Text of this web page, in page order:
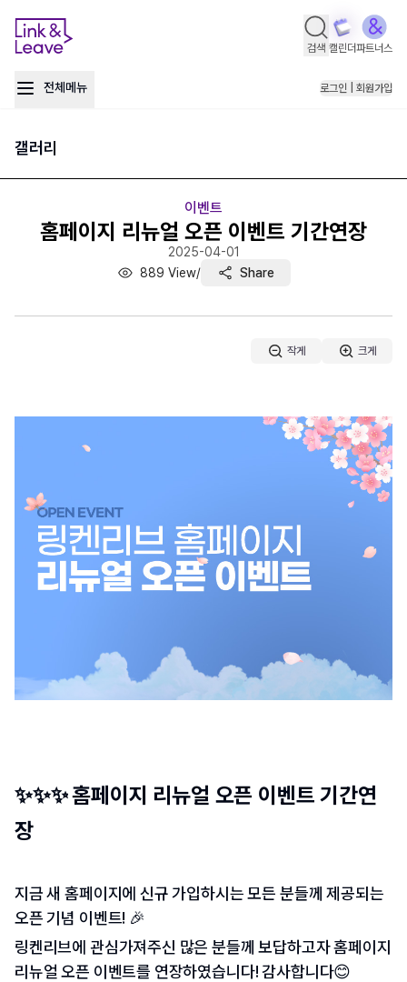
검색 캘린더파트너스
전체메뉴 로그인 | 회원가입
갤러리
이벤트
홈페이지 리뉴얼 오픈 이벤트 기간연장
2025-04-01
889 View/ Share
작게 크게
✨✨✨홈페이지 리뉴얼 오픈 이벤트 기간연
장
지금 새 홈페이지에 신규 가입하시는 모든 분들께 제공되는
오픈 기념 이벤트! 🎉
링켄리브에 관심가져주신 많은 분들께 보답하고자 홈페이지
리뉴얼 오픈 이벤트를 연장하였습니다! 감사합니다😊